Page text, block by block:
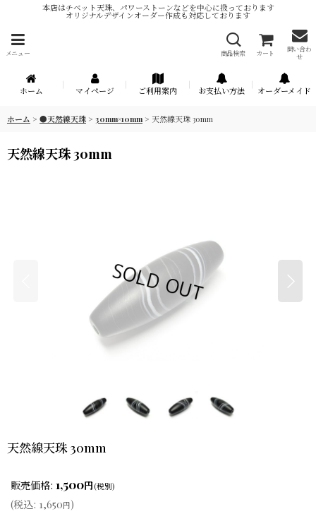
本店はチベット天珠、パワーストーンなどを中心に扱っております
オリジナルデザインオーダー作成も対応しております
メニュー 商品検索 カート
問い合わ
せ
ホーム マイページ ご利用案内 お支払い方法 オーダーメイド
ホーム > ●天然線天珠 > 30mm×10mm > 天然線天珠 30mm
天然線天珠 30mm
天然線天珠 30mm
販売価格: 1,500円(税別)
(税込: 1,650円)